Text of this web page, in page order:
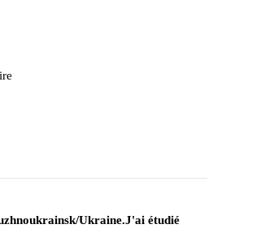
Ukraine.J'ai étudié